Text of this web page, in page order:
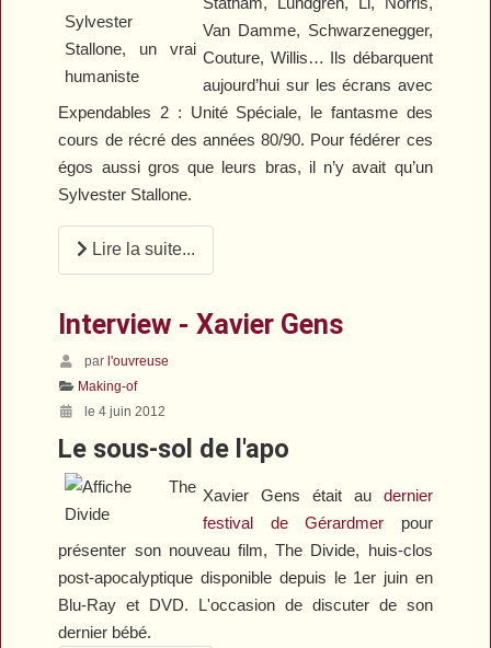
Van Damme, Schwarzenegger,
Couture, Willis… Ils débarquent
aujourd’hui sur les écrans avec
Expendables 2 : Unité Spéciale, le fantasme des
cours de récré des années 80/90. Pour fédérer ces
égos aussi gros que leurs bras, il n’y avait qu’un
Sylvester Stallone.
Lire la suite...
Interview - Xavier Gens
par l'ouvreuse
Making-of
le 4 juin 2012
Le sous-sol de l'apo
Xavier Gens était au dernier
festival de Gérardmer pour
présenter son nouveau film,The Divide, huis-clos
post-apocalyptique disponible depuis le 1er juin en
Blu-Ray et DVD. L'occasion de discuter de son
dernier bébé.